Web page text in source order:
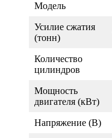
Модель
Усилие сжатия
(тонн)
Количество
цилиндров
Мощность
двигателя (кВт)
Напряжение (В)